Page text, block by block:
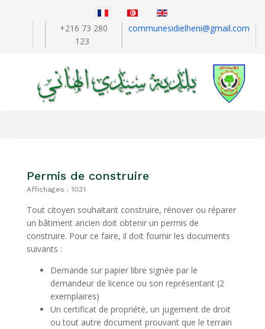
Sélectionnez votre langue
+216 73 280
123
communesidielheni@gmail.com
Permis de construire
Affichages : 1031
Tout citoyen souhaitant construire, rénover ou réparer
un bâtiment ancien doit obtenir un permis de
construire. Pour ce faire, il doit fournir les documents
suivants :
Demande sur papier libre signée par le
demandeur de licence ou son représentant (2
exemplaires)
Un certificat de propriété, un jugement de droit
ou tout autre document prouvant que le terrain